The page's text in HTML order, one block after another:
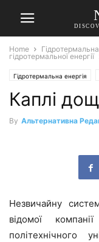
Home
гідротермальної енергії
Гідротермальна енергія
Каплі
By Альтернативна
Незвичайну
відомої
політехнічного